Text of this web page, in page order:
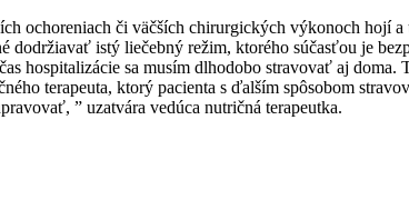
ochoreniach či väčších chirurgických výkonoch hojí
dodržiavať istý liečebný režim, ktorého súčasťou je
hospitalizácie sa musím dlhodobo stravovať aj
terapeuta, ktorý pacienta s ďalším spôsobom
” uzatvára vedúca nutričná terapeutka.